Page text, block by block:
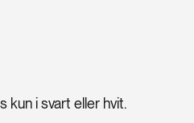
kun i svart eller hvit.